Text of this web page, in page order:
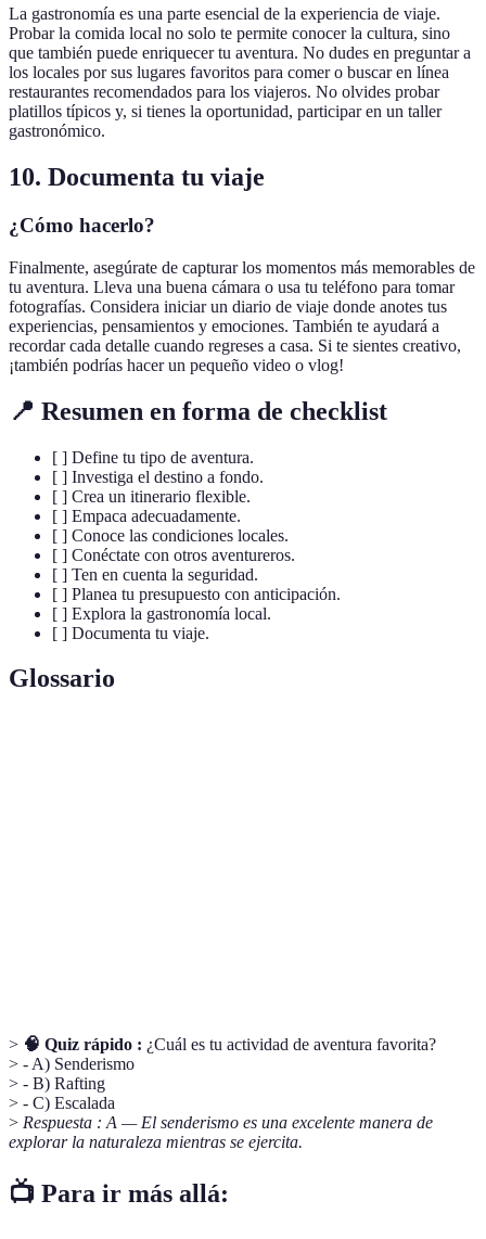
La gastronomía es una parte esencial de la experiencia de viaje.
Probar la comida local no solo te permite conocer la cultura, sino
que también puede enriquecer tu aventura. No dudes en preguntar a
los locales por sus lugares favoritos para comer o buscar en línea
restaurantes recomendados para los viajeros. No olvides probar
platillos típicos y, si tienes la oportunidad, participar en un taller
gastronómico.
10. Documenta tu viaje
¿Cómo hacerlo?
Finalmente, asegúrate de capturar los momentos más memorables de
tu aventura. Lleva una buena cámara o usa tu teléfono para tomar
fotografías. Considera iniciar un diario de viaje donde anotes tus
experiencias, pensamientos y emociones. También te ayudará a
recordar cada detalle cuando regreses a casa. Si te sientes creativo,
¡también podrías hacer un pequeño video o vlog!
📍 Resumen en forma de checklist
[ ] Define tu tipo de aventura.
[ ] Investiga el destino a fondo.
[ ] Crea un itinerario flexible.
[ ] Empaca adecuadamente.
[ ] Conoce las condiciones locales.
[ ] Conéctate con otros aventureros.
[ ] Ten en cuenta la seguridad.
[ ] Planea tu presupuesto con anticipación.
[ ] Explora la gastronomía local.
[ ] Documenta tu viaje.
Glossario
> 🧠 Quiz rápido : ¿Cuál es tu actividad de aventura favorita?
> - A) Senderismo
> - B) Rafting
> - C) Escalada
> Respuesta : A — El senderismo es una excelente manera de
explorar la naturaleza mientras se ejercita.
📺 Para ir más allá: